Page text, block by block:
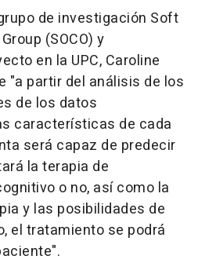
de investigación Soft
(SOCO) y
en la UPC, Caroline
"a partir del análisis de los
de los datos
características de cada
será capaz de predecir
la terapia de
o no, así como la
y las posibilidades de
el tratamiento se podrá